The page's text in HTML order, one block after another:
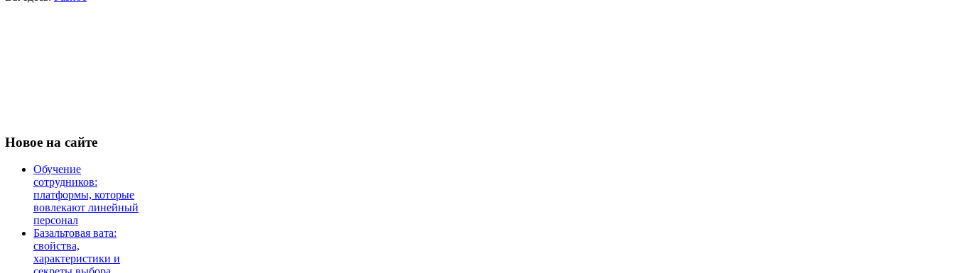
Новое на сайте
Обучение
сотрудников:
платформы, которые
вовлекают линейный
персонал
Базальтовая вата:
свойства,
характеристики и